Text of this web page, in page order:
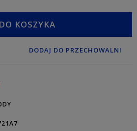
DO KOSZYKA
DODAJ DO PRZECHOWALNI